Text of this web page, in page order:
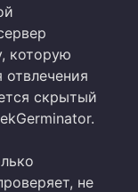
которую
скрытый
не